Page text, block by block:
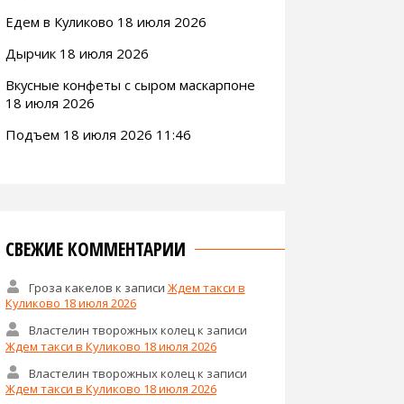
Едем в Куликово 18 июля 2026
Дырчик 18 июля 2026
Вкусные конфеты с сыром маскарпоне
18 июля 2026
Подъем 18 июля 2026 11:46
СВЕЖИЕ КОММЕНТАРИИ
Гроза какелов к записи Ждем такси в
Куликово 18 июля 2026
Властелин творожных колецк записи
Ждем такси в Куликово 18 июля 2026
Властелин творожных колец к записи
Ждем такси в Куликово 18 июля 2026